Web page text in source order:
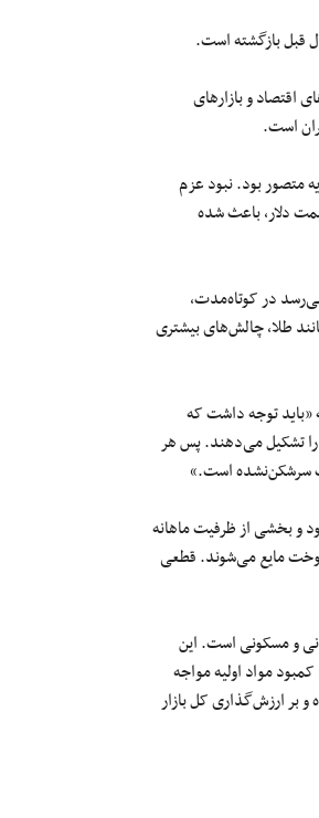
اقتصاد و بازارهای
است.
متصور بود. نبود عزم
دلار، باعث شده
می‌رسد در کوتاه‌مدت،
طلا، چالش‌های بیشتری
«باید توجه داشت که
را تشکیل می‌دهند. پس هر
سرشکن‌نشده است.»
و بخشی از ظرفیت ماهانه
سوخت مایع می‌شوند. قطعی
و مسکونی است. این
مواد اولیه مواجه
بر ارزش‌گذاری کل بازار